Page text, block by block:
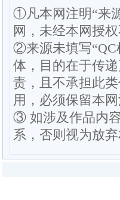
①凡本网注明“来
网，未经本网授
②来源未填写“QC
体，目的在于传
责，且不承担此
用，必须保留本
③ 如涉及作品内
系，否则视为放弃